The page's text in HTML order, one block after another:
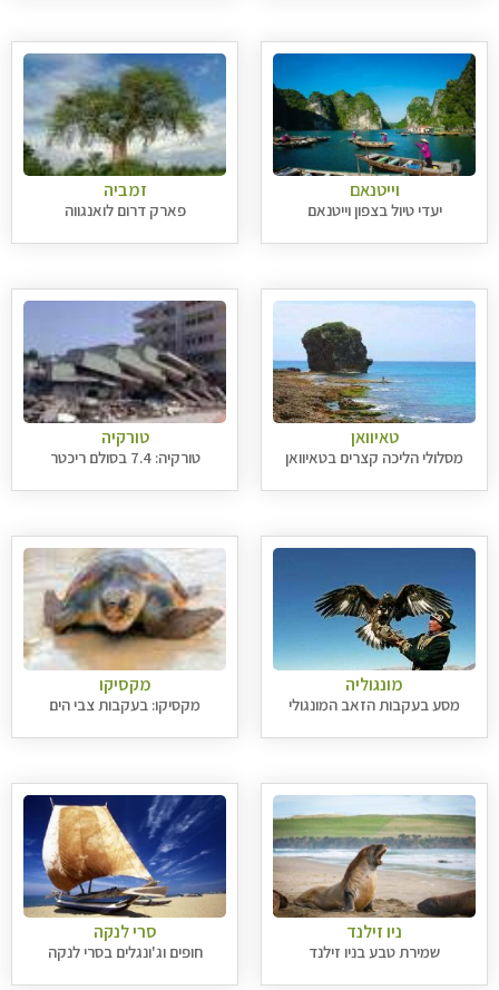
וייטנאם
יעדי טיול בצפון וייטנאם
זמביה
פארק דרום לואנגווה
טאיוואן
מסלולי הליכה קצרים בטאיוואן
טורקיה
טורקיה: 7.4 בסולם ריכטר
מונגוליה
מסע בעקבות הזאב המונגולי
מקסיקו
מקסיקו: בעקבות צבי הים
ניו זילנד
שמירת טבע בניו זילנד
סרי לנקה
חופים וג'ונגלים בסרי לנקה